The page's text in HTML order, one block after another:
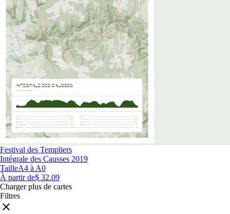
Festival des Templiers
Intégrale des Causses 2019
TailleA4 à A0
À partir de$ 32.09
Charger plus de cartes
Filtres